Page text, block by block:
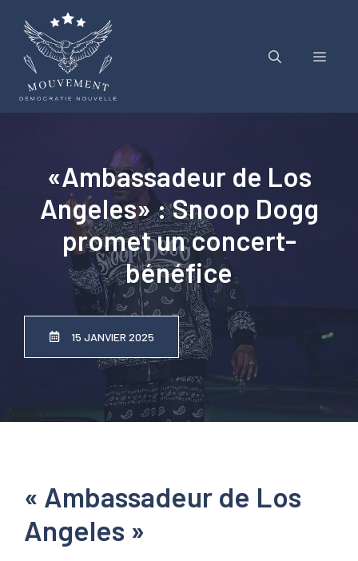
contenu
Menu
«Ambassadeur de Los
Angeles» : Snoop Dogg
promet un concert-
bénéfice
15 JANVIER 2025
« Ambassadeur de Los
Angeles »